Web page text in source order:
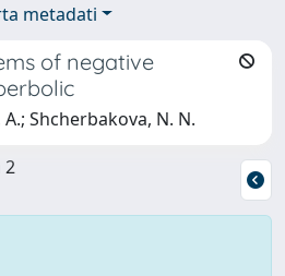
metadati
of negative
Shcherbakova, N. N.
2